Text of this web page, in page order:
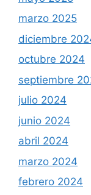
marzo 2025
diciembre
octubre 2024
septiembre
julio 2024
junio 2024
abril 2024
marzo 2024
febrero 2024